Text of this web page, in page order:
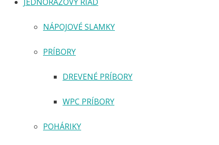
NÁPOJOVÉ SLAMKY
PRÍBORY
DREVENÉ PRÍBORY
WPC PRÍBORY
POHÁRIKY